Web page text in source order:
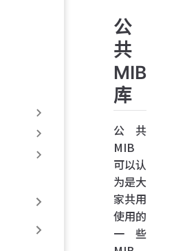
公
共
MIB
库
公共
MIB
可以认
为是大
家共用
使用的
一些